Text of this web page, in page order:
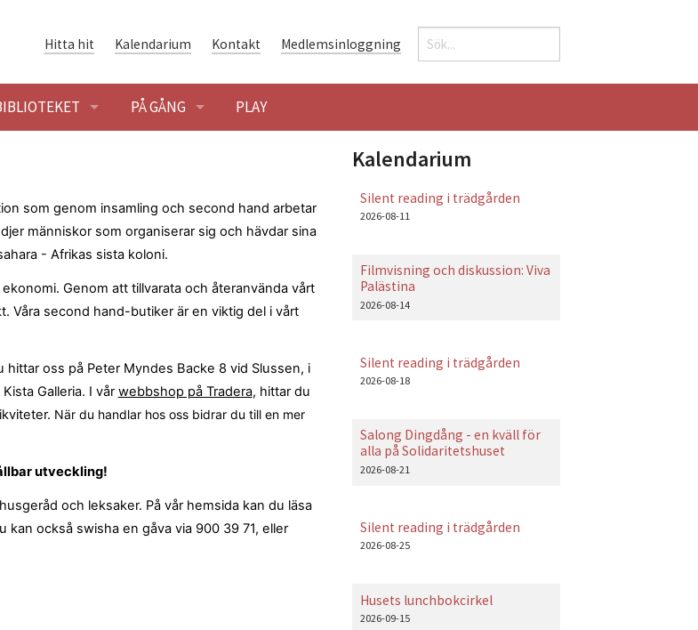
Sökformulär
Sök
Hitta hit Kalendarium Kontakt Medlemsinloggning
OMRÅDET
LÅNA
PÅ GÅNG
KALENDARIUM
PLAY
som genom insamling och second hand arbetar
människor som organiserar sig och hävdar sina
- Afrikas sista koloni.
Genom att tillvarata och återanvända vårt
Våra second hand-butiker är en viktig del i vårt
oss på Peter Myndes Backe 8 vid Slussen, i
Galleria. I vårwebbshop på Tradera, hittar du
När du handlar hos oss bidrar du till en mer
utveckling!
och leksaker. På vår hemsida kan du läsa
kan också swisha en gåva via 900 39 71, eller
Kalendarium
Silent reading i trädgården
2026-08-11
Filmvisning och diskussion: Viva
Palästina
2026-08-14
Silent reading i trädgården
2026-08-18
Salong Dingdång - en kväll för
alla på Solidaritetshuset
2026-08-21
Silent reading i trädgården
2026-08-25
Husets lunchbokcirkel
2026-09-15